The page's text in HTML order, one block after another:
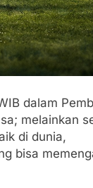
dalam
melainkan
di dunia,
bisa